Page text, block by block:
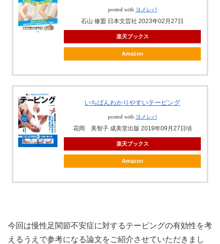
posted with ヨメレバ
石山 修盟 日本文芸社 2023年02月27日
楽天ブックス
Amazon
いちばんわかりやすいテーピング
posted with ヨメレバ
花岡 美智子 成美堂出版 2019年09月27日頃
楽天ブックス
Amazon
今回は慢性足関節不安症に対するテーピングの有効性を考
えるうえで参考になる論文をご紹介させていただきまし